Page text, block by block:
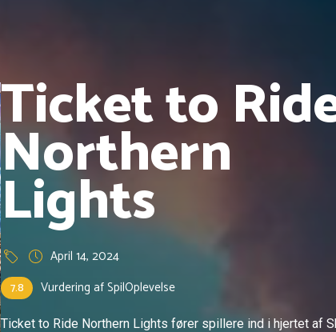
Ticket to
Northern
Lights
April 14, 2024
7.8 Vurdering af SpilOplevelse
Ticket to Ride Northern Lights fører spillere ind i hjertet af